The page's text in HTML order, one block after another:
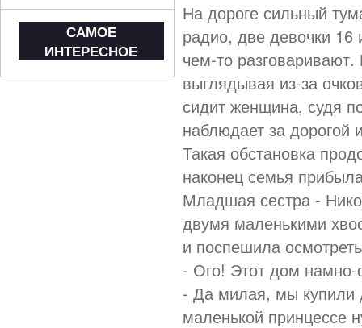
На дороге сильный
радио, две девочки 16
чем-то
выглядывая из-за
сидит женщина, судя
наблюдает за дорогой
Такая обстановка
наконец семья
Младшая сестра -
двумя маленькими
и поспешила
- Ого! Этот дом намно-
- Да милая, мы купили
маленькой принцессе
САМОЕ
ИНТЕРЕСНОЕ